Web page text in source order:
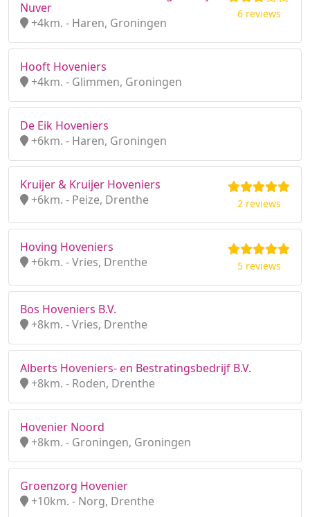
Nuver
+4km. - Haren, Groningen
6 reviews
Hooft Hoveniers
+4km. - Glimmen, Groningen
De Eik Hoveniers
+6km. - Haren, Groningen
Kruijer & Kruijer Hoveniers
+6km. - Peize, Drenthe
2 reviews
Hoving Hoveniers
+6km. - Vries, Drenthe
5 reviews
Bos Hoveniers B.V.
+8km. - Vries, Drenthe
Alberts Hoveniers- en Bestratingsbedrijf B.V.
+8km. - Roden, Drenthe
Hovenier Noord
+8km. - Groningen, Groningen
Groenzorg Hovenier
+10km. - Norg, Drenthe